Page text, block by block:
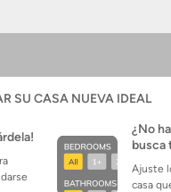
SU CASA NUEVA IDEAL
¿No
busca
Ajuste
casa